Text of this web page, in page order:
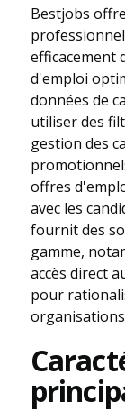
Bestjobs
efficacement
d'emploi
données de
utiliser des
gestion des
offres
avec les
fournit des
gamme,
accès direct
pour